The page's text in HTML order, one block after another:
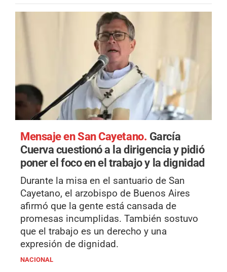
Mensaje en San Cayetano. García
Cuerva cuestionó a la dirigencia y pidió
poner el foco en el trabajo y la dignidad
Durante la misa en el santuario de San
Cayetano, el arzobispo de Buenos Aires
afirmó que la gente está cansada de
promesas incumplidas. También sostuvo
que el trabajo es un derecho y una
expresión de dignidad.
NACIONAL